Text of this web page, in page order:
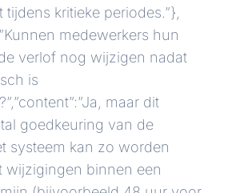
kritieke periodes.”},
medewerkers hun
verlof nog wijzigen nadat
is
maar dit
goedkeuring van de
systeem kan zo worden
wijzigingen binnen een